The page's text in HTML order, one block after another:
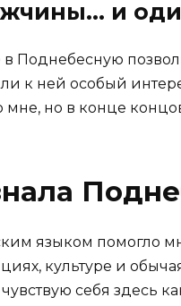
и
Поднебесную
к ней особый
мне, но в конце
языком помогло
культуре и
себя здесь